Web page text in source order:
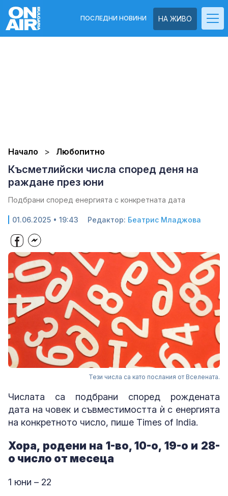
НА ЖИВО
ПОСЛЕДНИ НОВИНИ
Начало Любопитно
Късметлийски числа според деня на
раждане през юни
Подбрани според енергията с конкретната дата
01.06.2025 • 19:43 Редактор: Беатрис Младжова
Тези числа са като послания от Вселената.
Числата са подбрани според рождената
дата на човек и съвместимостта ѝ с енергията
на конкретното число, пише Times of India.
Хора, родени на 1-во, 10-о, 19-о и 28-
о число от месеца
1 юни – 22